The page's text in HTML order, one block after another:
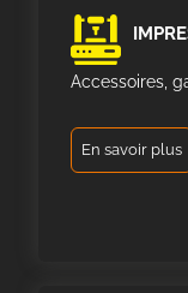
Accessoires,
En savoir plus